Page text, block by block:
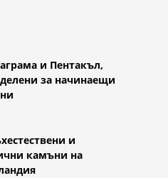
и Пентакъл,
за начинаещи
и
камъни на